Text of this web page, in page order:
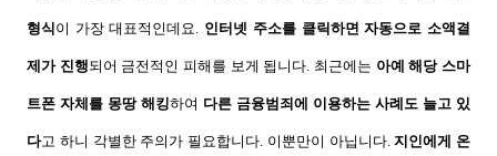
형식이 가장 대표적인데요. 인터넷 주소를 클릭하면 자동으로 소액결
제가 진행되어 금전적인 피해를 보게 됩니다. 최근에는 아예 해당 스마
트폰 자체를 몽땅 해킹하여 다른 금융범죄에 이용하는 사례도 늘고 있
다고 하니 각별한 주의가 필요합니다. 이뿐만이 아닙니다.지인에게 온